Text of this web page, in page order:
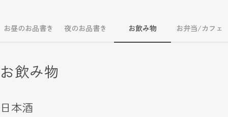
お昼のお品書き 夜のお品書き お飲み物 お弁当/カフェ
お飲み物
日本酒